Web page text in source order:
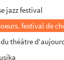
jazz festival
festival de
du théâtre